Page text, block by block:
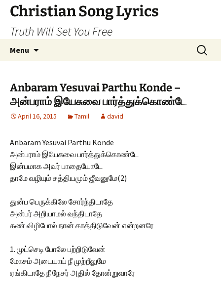
Skip
content
Christian Song Lyrics
Truth Will Set You Free
Menu
Search
for:
Anbaram Yesuvai Parthu Konde –
அன்பராம் இயேசுவை பார்த்துக்கொண்டே
April 16, 2015 Tamil david
Anbaram Yesuvai Parthu Konde
அன்பராம் இயேசுவை பார்த்துக்கொண்டே
இன்பமாக அவர் பாதையோடே
தாமே வழியும் சத்தியமும் ஜீவனுமே(2)
துன்ப பெருக்கிலே சோர்ந்திடாதே
அன்பர் அறியாமல் வந்திடாதே
கண் விழிபோல் நான் காத்திடுவேன் என்றனரே
1. முட்செடி போலே பற்றிடுவேன்
மோசம் அடையாய் நீ முற்றீலுமே
ஏங்கிடாதே நீ நேசர் அதில் தோன்றுவாரே